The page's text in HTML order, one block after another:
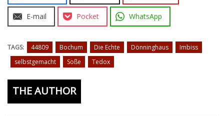
E-mail Pocket WhatsApp
TAGS: 44809 Bochum Die Echte Dönninghaus
Imbiss
selbstgemacht
Soße Tedox
THE AUTHOR